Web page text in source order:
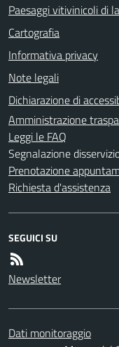
Paesaggi vitivinicoli di
Cartografia
Informativa privacy
Note legali
Dichiarazione di
Amministrazione
Leggi le FAQ
Segnalazione
Prenotazione
Richiesta d'assistenza
SEGUICI SU
Newsletter
Dati monitoraggio